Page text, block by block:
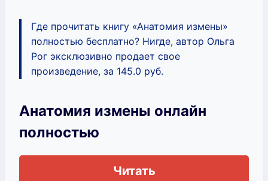
Где прочитать книгу «Анатомия измены»
полностью бесплатно? Нигде, автор Ольга
Рог эксклюзивно продает свое
произведение, за 145.0 руб.
Анатомия измены онлайн
полностью
Читать